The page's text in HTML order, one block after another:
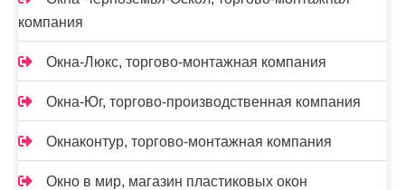
компания
Окна-Люкс, торгово-монтажная компания
Окна-Юг, торгово-производственная компания
Окнаконтур, торгово-монтажная компания
Окно в мир, магазин пластиковых окон